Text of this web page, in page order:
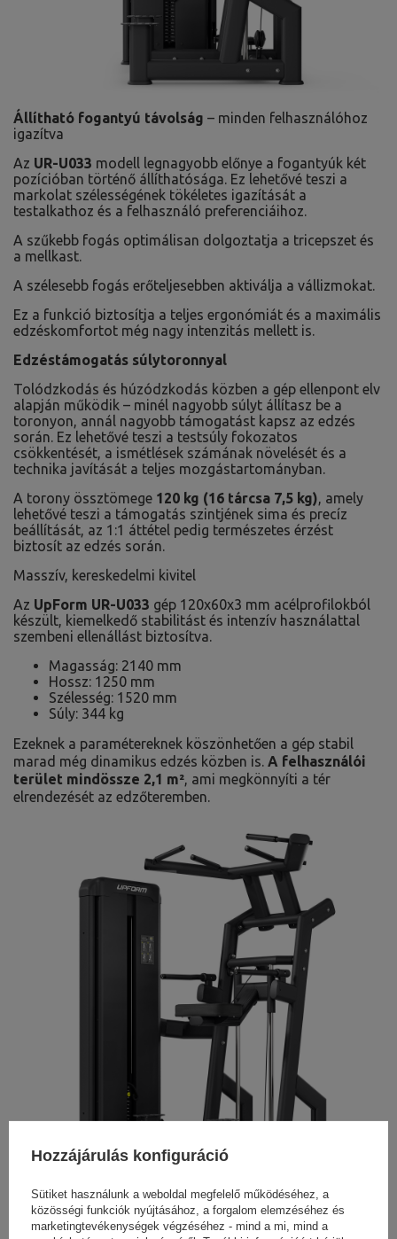
Állítható fogantyú távolság – minden felhasználóhoz
igazítva
Az UR-U033 modell legnagyobb előnye a fogantyúk két
pozícióban történő állíthatósága. Ez lehetővé teszi a
markolat szélességének tökéletes igazítását a
testalkathoz és a felhasználó preferenciáihoz.
A szűkebb fogás optimálisan dolgoztatja a tricepszet és
a mellkast.
A szélesebb fogás erőteljesebben aktiválja a vállizmokat.
Ez a funkció biztosítja a teljes ergonómiát és a maximális
edzéskomfortot még nagy intenzitás mellett is.
Edzéstámogatás súlytoronnyal
Tolódzkodás és húzódzkodás közben a gép ellenpont elv
alapján működik – minél nagyobb súlyt állítasz be a
toronyon, annál nagyobb támogatást kapsz az edzés
során. Ez lehetővé teszi a testsúly fokozatos
csökkentését, a ismétlések számának növelését és a
technika javítását a teljes mozgástartományban.
A torony össztömege 120 kg (16 tárcsa 7,5 kg), amely
lehetővé teszi a támogatás szintjének sima és precíz
beállítását, az 1:1 áttétel pedig természetes érzést
biztosít az edzés során.
Masszív, kereskedelmi kivitel
Az UpForm UR-U033 gép 120x60x3 mm acélprofilokból
készült, kiemelkedő stabilitást és intenzív használattal
szembeni ellenállást biztosítva.
Magasság: 2140 mm
Hossz: 1250 mm
Szélesség: 1520 mm
Súly: 344 kg
Ezeknek a paramétereknek köszönhetően a gép stabil
marad még dinamikus edzés közben is. A felhasználói
terület mindössze 2,1 m², ami megkönnyíti a tér
elrendezését az edzőteremben.
Hozzájárulás konfiguráció
Sütiket használunk a weboldal megfelelő működéséhez, a
közösségi funkciók nyújtásához, a forgalom elemzéséhez és
marketingtevékenységek végzéséhez - mind a mi, mind a